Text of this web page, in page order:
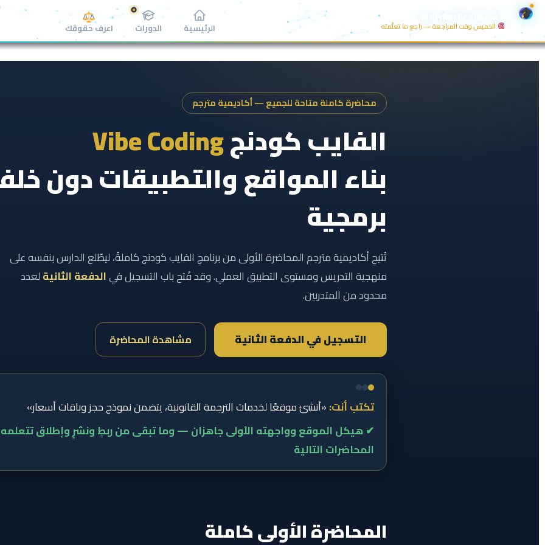
Motrjim Academy S
الخميس وقت المراجعة — راجع ما تعلّمته الرئيسية الدورات اعرف حقوقك
تخطي
المحتوى
محاضرة كاملة متاحة للجميع — أكاديمية مترجم
الفايب كودنجVibe Coding
بناء المواقع والتطبيقات دون
برمجية
تُتيح أكاديمية مترجم المحاضرة الأولى من برنامج الفايب كودنج كاملةً، ليطّلع الدارس بنفسه على
منهجية التدريس ومستوى التطبيق العملي. وقد فُتح باب التسجيل فيالدفعة الثانيةلعدد
محدود من المتدربين.
التسجيل في الدفعة الثانية مشاهدة المحاضرة
تكتب أنت:«أنشئ موقعًا لخدمات الترجمة القانونية، يتضمن نموذج حجز وباقات أسعار»
✔ هيكل الموقع وواجهته الأولى جاهزان — وما تبقى من ربطٍ ونشرٍ وإطلاق
المحاضرات التالية
المحاضرة الأولى كاملة